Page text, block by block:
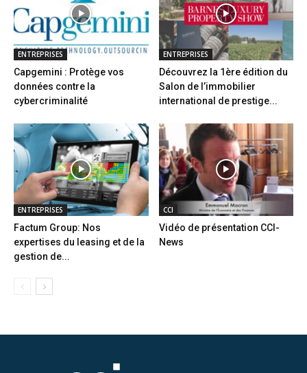
ENTREPRISES
Capgemini : Protège vos
données contre la
cybercriminalité
ENTREPRISES
Découvrez la 1ère édition du
Salon de l’immobilier
international de prestige...
ENTREPRISES
Factum Group: Nos
expertises du leasing et de la
gestion de...
CCI
Vidéo de présentation CCI-
News